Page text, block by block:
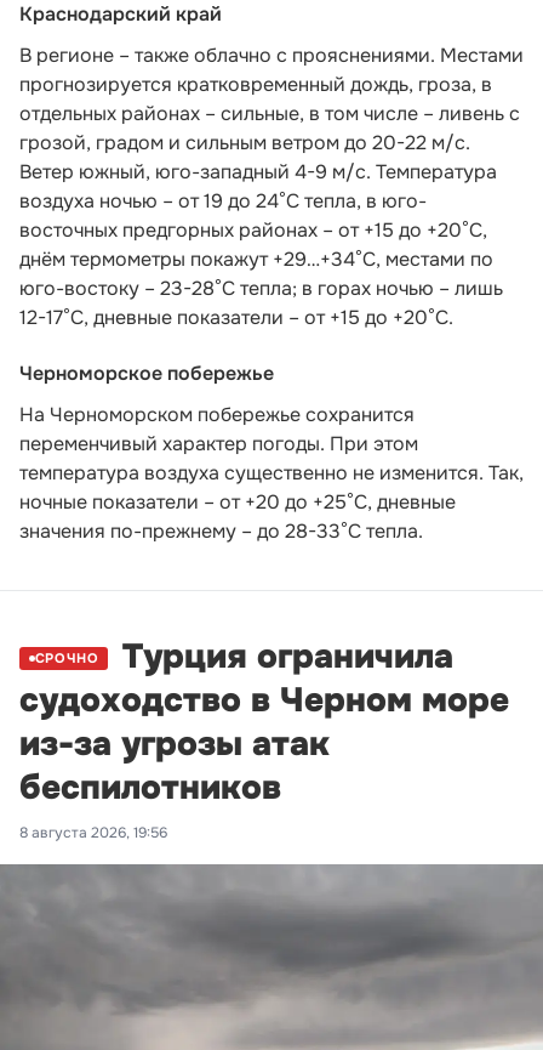
Краснодарский край
В регионе – также облачно с прояснениями. Местами
прогнозируется кратковременный дождь, гроза, в
отдельных районах – сильные, в том числе – ливень с
грозой, градом и сильным ветром до 20-22 м/с.
Ветер южный, юго-западный 4-9 м/с. Температура
воздуха ночью – от 19 до 24°С тепла, в юго-
восточных предгорных районах – от +15 до +20°С,
днём термометры покажут +29…+34°С, местами по
юго-востоку – 23-28°С тепла; в горах ночью – лишь
12-17°С, дневные показатели – от +15 до +20°С.
Черноморское побережье
На Черноморском побережье сохранится
переменчивый характер погоды. При этом
температура воздуха существенно не изменится. Так,
ночные показатели – от +20 до +25°С, дневные
значения по-прежнему – до 28-33°С тепла.
СРОЧНО
Турция ограничила
судоходство в Черном море
из-за угрозы атак
беспилотников
8 августа 2026, 19:56